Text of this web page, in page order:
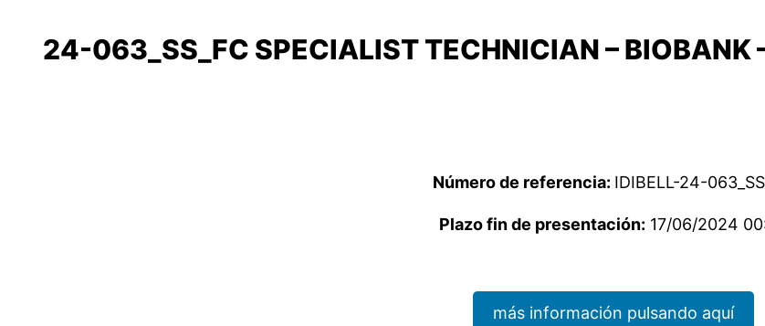
24-063_SS_FC SPECIALIST TECHNICIAN – BIOBANK
Número de referencia: IDIBELL-24-
Plazo fin de presentación: 17/06/2024
más información pulsando aquí